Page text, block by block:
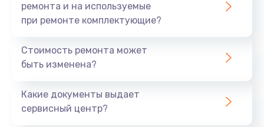
ремонта и на используемые
при ремонте комплектующие?
Стоимость ремонта может
быть изменена?
Какие документы выдает
сервисный центр?